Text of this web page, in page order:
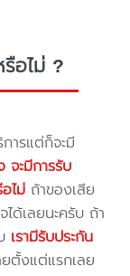
อไม่ ?
ารแต่ก็จะมี
จะมีการรับ
ไม่ ถ้าของเสีย
ด้เลยนะครับ ถ้า
เรามีรับประกัน
ตั้งแต่แรกเลย